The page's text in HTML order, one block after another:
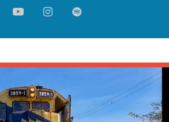
FacebookYouTubeInstagram
Spotify